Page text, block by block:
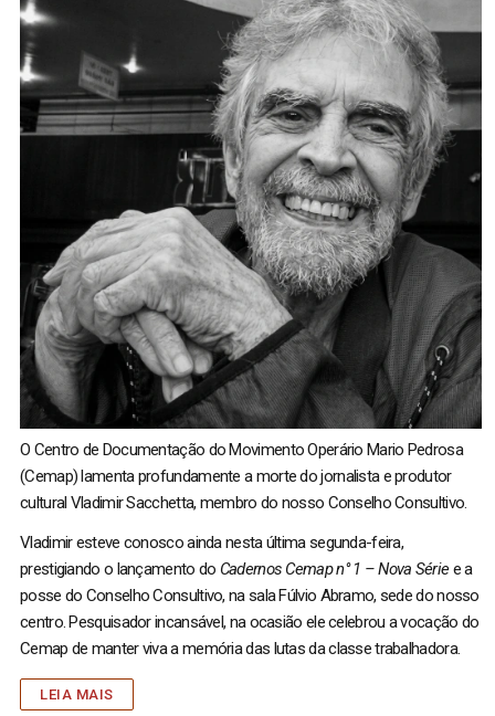
O Centro de Documentação do Movimento Operário Mario Pedrosa
(Cemap) lamenta profundamente a morte do jornalista e produtor
cultural Vladimir Sacchetta, membro do nosso Conselho Consultivo.
Vladimir esteve conosco ainda nesta última segunda-feira,
prestigiando o lançamento do Cadernos Cemap n° 1 – Nova Sériee a
posse do Conselho Consultivo, na sala Fúlvio Abramo, sede do nosso
centro. Pesquisador incansável, na ocasião ele celebrou a vocação do
Cemap de manter viva a memória das lutas da classe trabalhadora.
LEIA MAIS